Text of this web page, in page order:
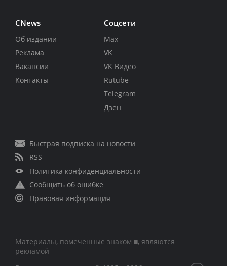
CNews
Об издании
Реклама
Вакансии
Контакты
Соцсети
Max
VK
VK Видео
Rutube
Telegram
Дзен
Быстрая подписка на новости
RSS
Политика конфиденциальности
Сообщить об ошибке
Правовая информация
Материалы, помеченные знаком ■, являются
рекламой